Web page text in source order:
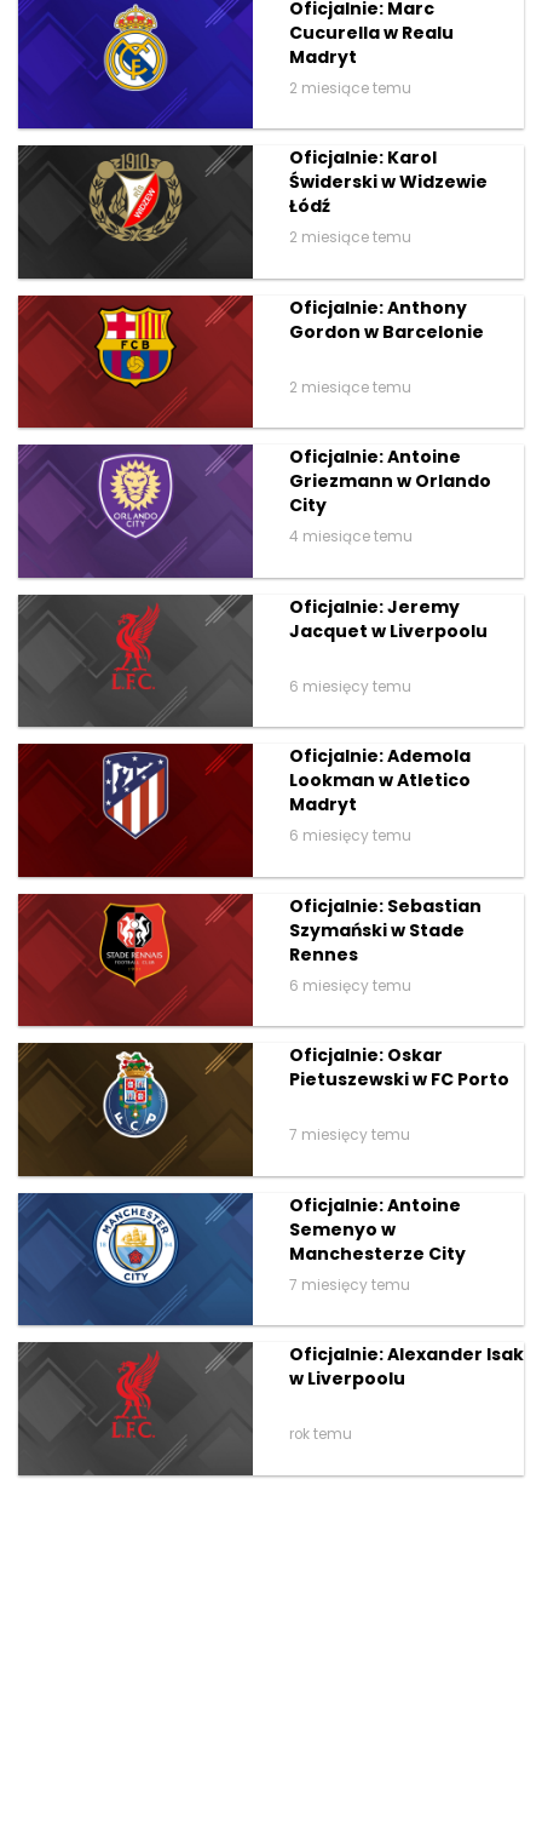
Oficjalnie: Marc
Cucurella w Realu
Madryt
2 miesiące temu
Oficjalnie: Karol
Świderski w Widzewie
Łódź
2 miesiące temu
Oficjalnie: Anthony
Gordon w Barcelonie
2 miesiące temu
Oficjalnie: Antoine
Griezmann w Orlando
City
4 miesiące temu
Oficjalnie: Jeremy
Jacquet w Liverpoolu
6 miesięcy temu
Oficjalnie: Ademola
Lookman w Atletico
Madryt
6 miesięcy temu
Oficjalnie: Sebastian
Szymański w Stade
Rennes
6 miesięcy temu
Oficjalnie: Oskar
Pietuszewski w FC Porto
7 miesięcy temu
Oficjalnie: Antoine
Semenyo w
Manchesterze City
7 miesięcy temu
Oficjalnie: Alexander Isak
w Liverpoolu
rok temu